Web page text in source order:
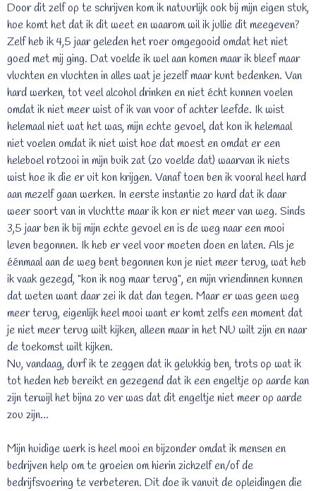
Door dit zelf op te schrijven kom ik natuurlijk ook bij mijn eigen stuk,
hoe komt het dat ik dit weet en waarom wil ik jullie dit meegeven?
Zelf heb ik 4,5 jaar geleden het roer omgegooid omdat het niet
goed met mij ging. Dat voelde ik wel aan komen maar ik bleef maar
vluchten en vluchten in alles wat je jezelf maar kunt bedenken. Van
hard werken, tot veel alcohol drinken en niet écht kunnen voelen
omdat ik niet meer wist of ik van voor of achter leefde. Ik wist
helemaal niet wat het was, mijn echte gevoel, dat kon ik helemaal
niet voelen omdat ik niet wist hoe dat moest en omdat er een
heleboel rotzooi in mijn buik zat (zo voelde dat) waarvan ik niets
wist hoe ik die er uit kon krijgen. Vanaf toen ben ik vooral heel hard
aan mezelf gaan werken. In eerste instantie zo hard dat ik daar
weer soort van in vluchtte maar ik kon er niet meer van weg. Sinds
3,5 jaar ben ik bij mijn echte gevoel en is de weg naar een mooi
leven begonnen. Ik heb er veel voor moeten doen en laten. Als je
éénmaal aan de weg bent begonnen kun je niet meer terug, wat heb
ik vaak gezegd, "kon ik nog maar terug", en mijn vriendinnen kunnen
dat weten want daar zei ik dat dan tegen. Maar er was geen weg
meer terug, eigenlijk heel mooi want er komt zelfs een moment dat
je niet meer terug wilt kijken, alleen maar in het NU wilt zijn en naar
de toekomst wilt kijken.
Nu, vandaag, durf ik te zeggen dat ik gelukkig ben, trots op wat ik
tot heden heb bereikt en gezegend dat ik een engeltje op aarde kan
zijn terwijl het bijna zo ver was dat dit engeltje niet meer op aarde
zou zijn...
Mijn huidige werk is heel mooi en bijzonder omdat ik mensen en
bedrijven help om te groeien om hierin zichzelf en/of de
bedrijfsvoering te verbeteren. Dit doe ik vanuit de opleidingen die